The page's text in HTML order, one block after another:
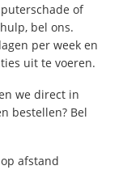
of
bel ons.
per week en
uit te voeren.
we direct in
bestellen? Bel
afstand